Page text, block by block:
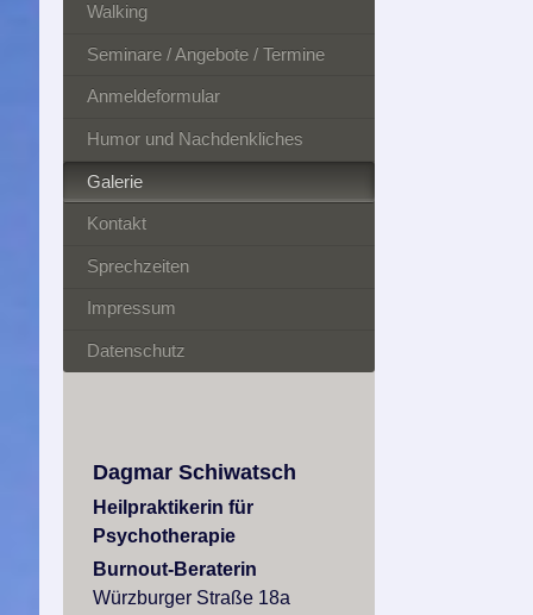
Walking
Seminare / Angebote / Termine
Anmeldeformular
Humor und Nachdenkliches
Galerie
Kontakt
Sprechzeiten
Impressum
Datenschutz
Dagmar Schiwatsch
Heilpraktikerin für
Psychotherapie
Burnout-Beraterin
Würzburger Straße 18a